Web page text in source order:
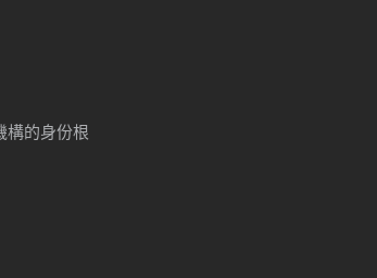
構的身份根